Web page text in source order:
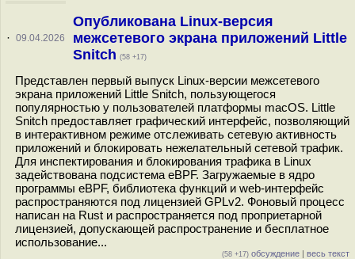
· 09.04.2026
Опубликована Linux-версия
межсетевого экрана приложений Little
Snitch (58 +17)
Представлен первый выпуск Linux-версии межсетевого
экрана приложений Little Snitch, пользующегося
популярностью у пользователей платформы macOS. Little
Snitch предоставляет графический интерфейс, позволяющий
в интерактивном режиме отслеживать сетевую активность
приложений и блокировать нежелательный сетевой трафик.
Для инспектирования и блокирования трафика в Linux
задействована подсистема eBPF. Загружаемые в ядро
программы eBPF, библиотека функций и web-интерфейс
распространяются под лицензией GPLv2. Фоновый процесс
написан на Rust и распространяется под проприетарной
лицензией, допускающей распространение и бесплатное
использование...
(58 +17) обсуждение | весь текст